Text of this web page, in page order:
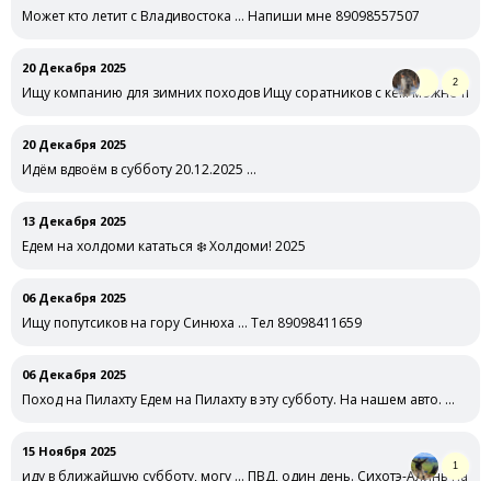
Может кто летит с Владивостока … Напиши мне 89098557507
20 Декабря 2025
Ищу компанию для зимних походов Ищу соратников с кем можно
2
20 Декабря 2025
Идём вдвоём в субботу 20.12.2025 …
13 Декабря 2025
Едем на холдоми кататься ❄️ Холдоми! 2025
06 Декабря 2025
Ищу попутсиков на гору Синюха … Тел 89098411659
06 Декабря 2025
Поход на Пилахту Едем на Пилахту в эту субботу. На нашем авто. …
15 Ноября 2025
иду в ближайшую субботу, могу … ПВД, один день. Сихотэ-Алинь на
1